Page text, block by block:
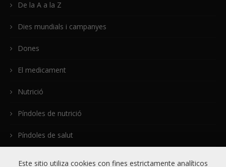
Este sitio utiliza cookies con fines estrictamente analíticos
De la A a la Z
Dies mundials i campanyes
Dones
El medicament
Nutrició
Píndoles de nutrició
Píndoles de salut